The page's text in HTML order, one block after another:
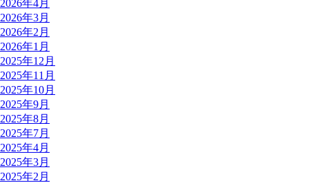
2026年4月
2026年3月
2026年2月
2026年1月
2025年12月
2025年11月
2025年10月
2025年9月
2025年8月
2025年7月
2025年4月
2025年3月
2025年2月